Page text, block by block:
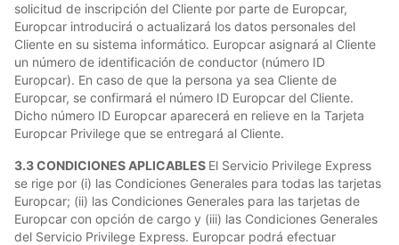
solicitud de inscripción del Cliente por parte de Europcar,
Europcar introducirá o actualizará los datos personales del
Cliente en su sistema informático. Europcar asignará al Cliente
un número de identificación de conductor (número ID
Europcar). En caso de que la persona ya sea Cliente de
Europcar, se confirmará el número ID Europcar del Cliente.
Dicho número ID Europcar aparecerá en relieve en la Tarjeta
Europcar Privilege que se entregará al Cliente.
3.3 CONDICIONES APLICABLES El Servicio Privilege Express
se rige por (i) las Condiciones Generales para todas las tarjetas
Europcar; (ii) las Condiciones Generales para las tarjetas de
Europcar con opción de cargo y (iii) las Condiciones Generales
del Servicio Privilege Express. Europcar podrá efectuar